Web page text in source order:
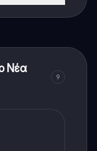
Νέα
9